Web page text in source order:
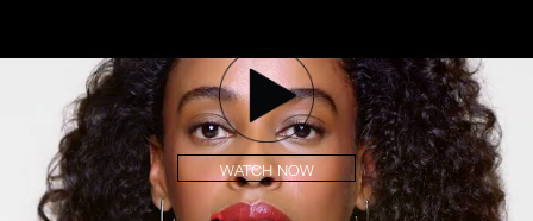
WATCH NOW